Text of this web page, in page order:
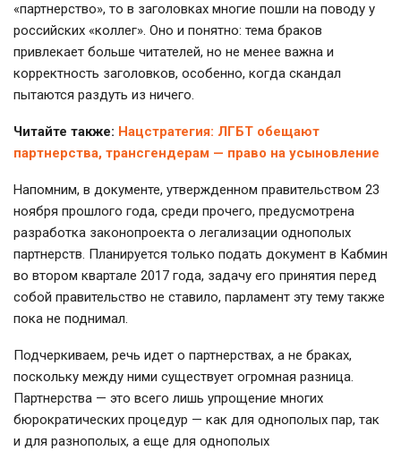
«партнерство», то в заголовках многие пошли на поводу у
российских «коллег». Оно и понятно: тема браков
привлекает больше читателей, но не менее важна и
корректность заголовков, особенно, когда скандал
пытаются раздуть из ничего.
Читайте также: Нацстратегия: ЛГБТ обещают
партнерства, трансгендерам — право на усыновление
Напомним, в документе, утвержденном правительством 23
ноября прошлого года, среди прочего, предусмотрена
разработка законопроекта о легализации однополых
партнерств. Планируется только подать документ в Кабмин
во втором квартале 2017 года, задачу его принятия перед
собой правительство не ставило, парламент эту тему также
пока не поднимал.
Подчеркиваем, речь идет о партнерствах, а не браках,
поскольку между ними существует огромная разница.
Партнерства — это всего лишь упрощение многих
бюрократических процедур — как для однополых пар, так
и для разнополых, а еще для однополых